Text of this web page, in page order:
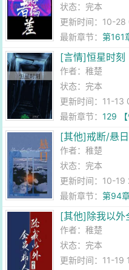
状态：完本
更新时间：10-
最新章节：第161
[言情]恒星时刻
作者：稚楚
状态：完本
更新时间：11-13
最新章节：129
[其他]戒断/悬日
作者：稚楚
状态：完本
更新时间：10-
最新章节：第94
[其他]除我以外
作者：稚楚
状态：完本
更新时间：11-19